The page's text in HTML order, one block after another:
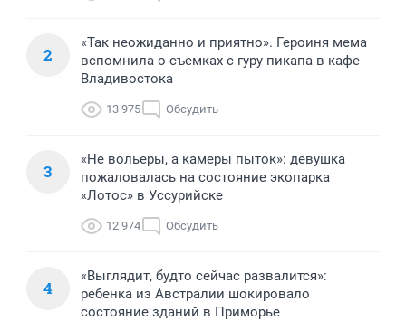
2
«Так неожиданно и приятно». Героиня мема
вспомнила о съемках с гуру пикапа в кафе
Владивостока
13 975 Обсудить
3
«Не вольеры, а камеры пыток»: девушка
пожаловалась на состояние экопарка
«Лотос» в Уссурийске
12 974 Обсудить
4
«Выглядит, будто сейчас развалится»:
ребенка из Австралии шокировало
состояние зданий в Приморье